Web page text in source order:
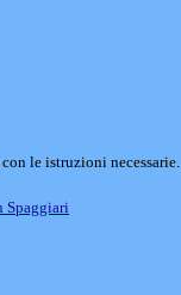
le istruzioni necessarie.
Spaggiari